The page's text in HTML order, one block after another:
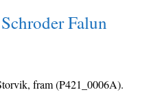
Falun
fram (P421_0006A).